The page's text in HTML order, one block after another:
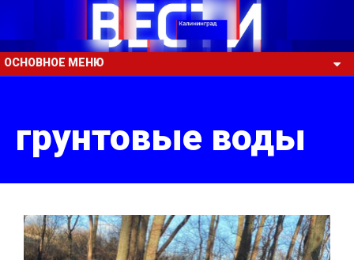
ОСНОВНОЕ МЕНЮ
грунтовые воды